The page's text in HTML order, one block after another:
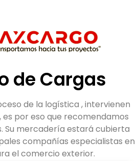
de Cargas
de la logística , intervienen
por eso que recomendamos
Su mercadería estará cubierta
compañías especialistas en
el comercio exterior.